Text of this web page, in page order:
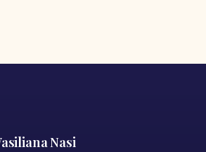
Nasi